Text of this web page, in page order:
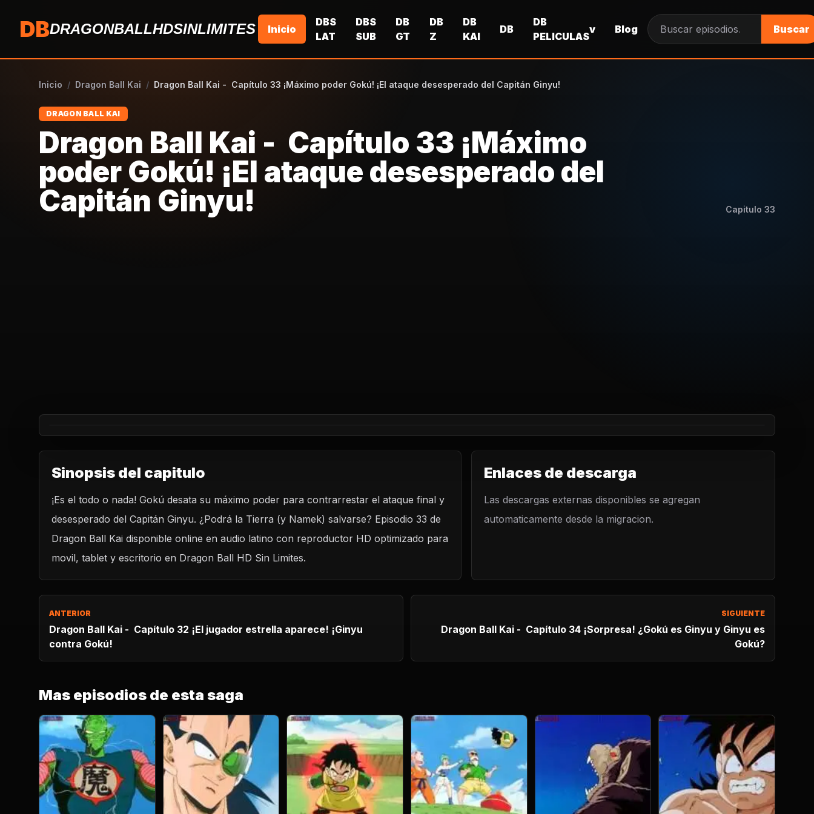
DBDRAGONBALLHDSINLIMITES Inicio
DBS
LAT
DBS
SUB
DB
GT
DB
Z
DB
KAI
DB
DB
PELICULAS
v Blog
Buscar episodios
Buscar
Inicio / Dragon Ball Kai / Dragon Ball Kai - Capítulo 33 ¡Máximo poder Gokú! ¡El ataque desesperado del Capitán Ginyu!
DRAGON BALL KAI
Dragon Ball Kai - Capítulo 33 ¡Máximo
poder Gokú! ¡El ataque desesperado del
Capitán Ginyu!
Capitulo 33
REPRODUCIR CAPITULO
Dragon Ball Kai - Capítulo 33 ¡Máximo poder Gokú! ¡El ataque
desesperado del Capitán Ginyu!
CARGAR REPRODUCTOR
Sinopsis del capitulo
¡Es el todo o nada! Gokú desata su máximo poder para contrarrestar el ataque final y
desesperado del Capitán Ginyu. ¿Podrá la Tierra (y Namek) salvarse? Episodio 33 de
Dragon Ball Kai disponible online en audio latino con reproductor HD optimizado para
movil, tablet y escritorio en Dragon Ball HD Sin Limites.
Enlaces de descarga
Las descargas externas disponibles se agregan
automaticamente desde la migracion.
ANTERIOR
Dragon Ball Kai - Capítulo 32 ¡El jugador estrella aparece! ¡Ginyu
contra Gokú!
SIGUIENTE
Dragon Ball Kai - Capítulo 34 ¡Sorpresa! ¿Gokú es Ginyu y Ginyu es
Gokú?
Mas episodios de esta saga